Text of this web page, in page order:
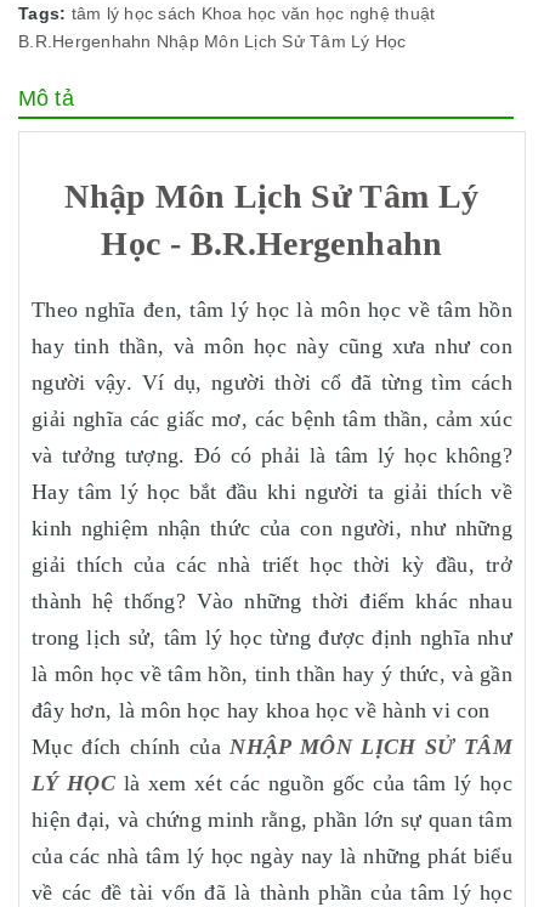
Tags: tâm lý học sách Khoa học văn học nghệ thuật
B.R.Hergenhahn Nhập Môn Lịch Sử Tâm Lý Học
Mô tả
Nhập Môn Lịch Sử Tâm Lý
Học - B.R.Hergenhahn
Theo nghĩa đen, tâm lý học là môn học về tâm hồn
hay tinh thần, và môn học này cũng xưa như con
người vậy. Ví dụ, người thời cổ đã từng tìm cách
giải nghĩa các giấc mơ, các bệnh tâm thần, cảm xúc
và tưởng tượng. Đó có phải là tâm lý học không?
Hay tâm lý học bắt đầu khi người ta giải thích về
kinh nghiệm nhận thức của con người, như những
giải thích của các nhà triết học thời kỳ đầu, trở
thành hệ thống? Vào những thời điểm khác nhau
trong lịch sử, tâm lý học từng được định nghĩa như
là môn học về tâm hồn, tinh thần hay ý thức, và gần
đây hơn, là môn học hay khoa học về hành vi con
Mục đích chính củaNHẬP MÔN LỊCH SỬ TÂM
LÝ HỌC là xem xét các nguồn gốc của tâm lý học
hiện đại, và chứng minh rằng, phần lớn sự quan tâm
của các nhà tâm lý học ngày nay là những phát biểu
về các đề tài vốn đã là thành phần của tâm lý học